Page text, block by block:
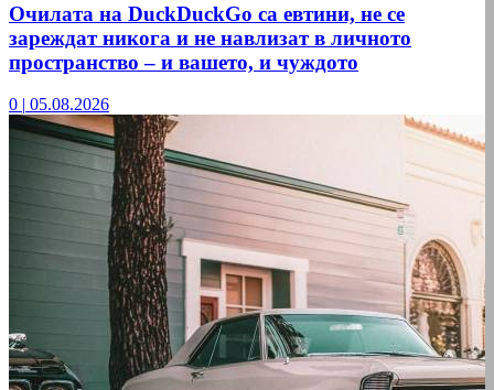
Очилата на DuckDuckGo са евтини, не се
зареждат никога и не навлизат в личното
пространство – и вашето, и чуждото
0 | 05.08.2026